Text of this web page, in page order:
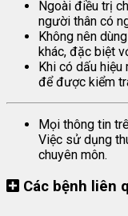
Ngoài điều trị
người thân có
Không nên
khác, đặc biệt
Khi có dấu hiệu
để được kiểm
Mọi thông tin
Việc sử dụng
chuyên môn.
Các bệnh liên